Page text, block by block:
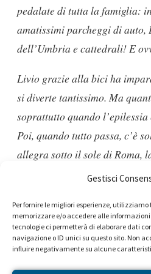
Gestisci
Per fornire le migliori esperienze, utilizziamo
memorizzare e/o accedere alle
tecnologie ci permetterà di elaborare dati
navigazione o ID unici su questo sito. Non
influire negativamente su alcune
pedalate di tutta la famiglia:
amatissimi parcheggi di auto,
dell’Umbria e cattedrali! E
Livio grazie alla bici ha
si diverte tantissimo. Ma
soprattutto quando
Poi, quando tutto passa, c’è
allegra sotto il sole di Roma,
la sua voglia di non